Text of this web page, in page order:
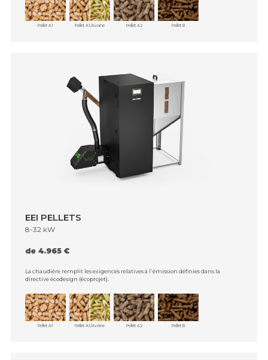
Pellet A1 Pellet A1/Avoine Pellet A2 Pellet B
EEI PELLETS
8-32 kW
de 4.965 €
La chaudière remplit les exigences relatives à l᾿émission définies dans la
directive écodesign (écoprojet).
Pellet A1 Pellet A1/Avoine Pellet A2 Pellet B